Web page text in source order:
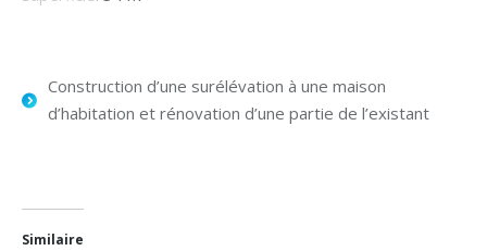
Construction d’une surélévation à une maison
d’habitation et rénovation d’une partie de l’existant
Similaire